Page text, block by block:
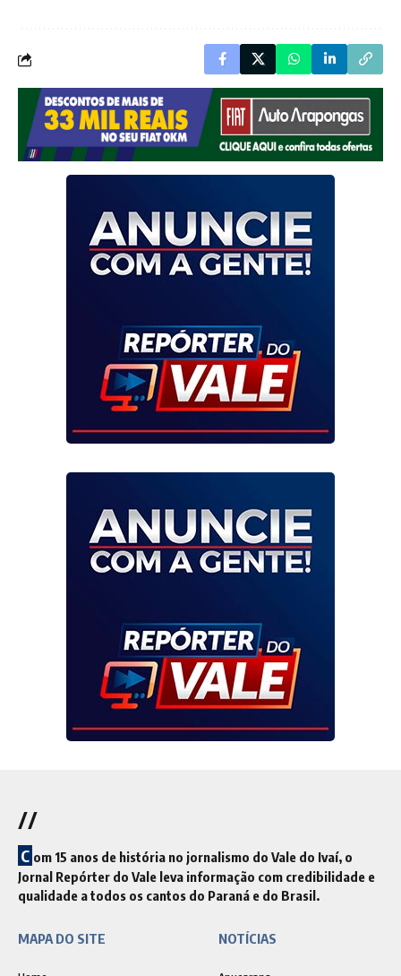
//
C om 15 anos de história no jornalismo do Vale do Ivaí, o
Jornal Repórter do Vale leva informação com credibilidade e
qualidade a todos os cantos do Paraná e do Brasil.
MAPA DO SITE NOTÍCIAS